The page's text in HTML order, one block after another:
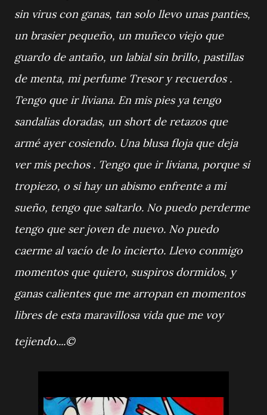
sin virus con ganas, tan solo llevo unas panties,
un brasier pequeño, un muñeco viejo que
guardo de antaño, un labial sin brillo, pastillas
de menta, mi perfume Tresor y recuerdos .
Tengo que ir liviana. En mis pies ya tengo
sandalias doradas, un short de retazos que
armé ayer cosiendo. Una blusa floja que deja
ver mis pechos . Tengo que ir liviana, porque si
tropiezo, o si hay un abismo enfrente a mi
sueño, tengo que saltarlo. No puedo perderme
tengo que ser joven de nuevo. No puedo
caerme al vacío de lo incierto. Llevo conmigo
momentos que quiero, suspiros dormidos, y
ganas calientes que me arropan en momentos
libres de esta maravillosa vida que me voy
tejiendo....©